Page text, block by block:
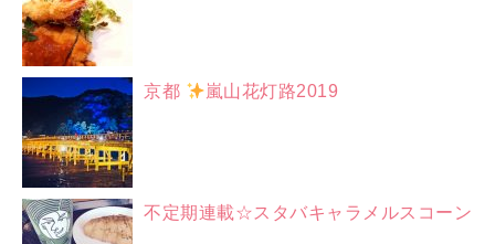
京都 嵐山花灯路2019
不定期連載☆スタバキャラメルスコーン